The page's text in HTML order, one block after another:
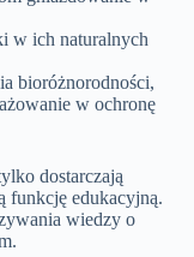
w ich naturalnych
bioróżnorodności,
w ochronę
dostarczają
funkcję edukacyjną.
wiedzy o